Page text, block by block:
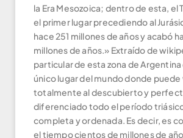
la Era Mesozoica; dentro de esta, el
el primer lugar precediendo al
hace 251 millones de años y acabó
millones de años.» Extraído de
particular de esta zona de Argentina
único lugar del mundo donde puede
totalmente al descubierto y
diferenciado todo el período
completa y ordenada. Es decir, es
el tiempo cientos de millones de